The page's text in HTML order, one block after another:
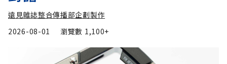
遠見雜誌整合傳播部企劃製作
2026-08-01
瀏覽數 1,100+